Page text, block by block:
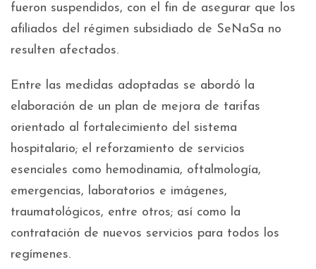
fueron suspendidos, con el fin de asegurar que los
afiliados del régimen subsidiado de SeNaSa no
resulten afectados.
Entre las medidas adoptadas se abordó la
elaboración de un plan de mejora de tarifas
orientado al fortalecimiento del sistema
hospitalario; el reforzamiento de servicios
esenciales como hemodinamia, oftalmología,
emergencias, laboratorios e imágenes,
traumatológicos, entre otros; así como la
contratación de nuevos servicios para todos los
regímenes.